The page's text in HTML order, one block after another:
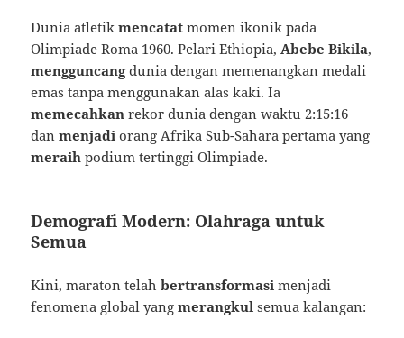
Dunia atletikmencatat momen ikonik pada
Olimpiade Roma 1960. Pelari Ethiopia, Abebe Bikila,
mengguncangdunia dengan memenangkan medali
emas tanpa menggunakan alas kaki. Ia
memecahkan rekor dunia dengan waktu 2:15:16
danmenjadi orang Afrika Sub-Sahara pertama yang
meraih podium tertinggi Olimpiade.
Demografi Modern: Olahraga untuk
Semua
Kini, maraton telahbertransformasi menjadi
fenomena global yangmerangkul semua kalangan: